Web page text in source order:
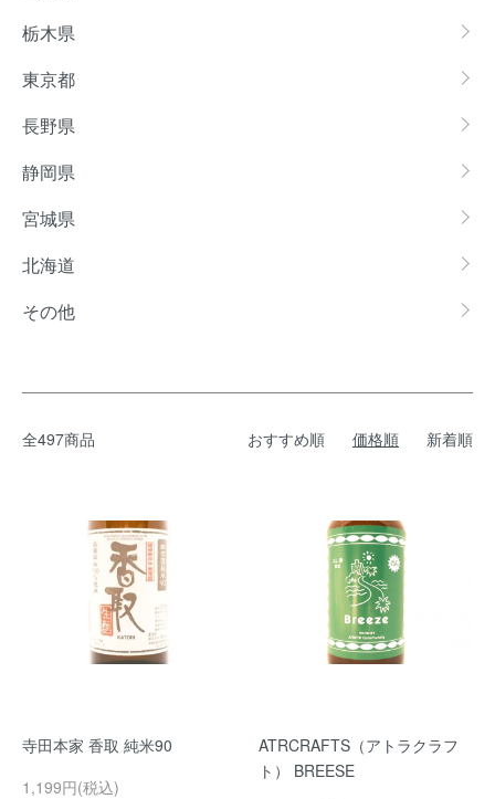
栃木県
東京都
長野県
静岡県
宮城県
北海道
その他
全497商品 おすすめ順 価格順 新着順
寺田本家 香取 純米90
1,199円(税込)
ATRCRAFTS（アトラクラフ
ト） BREESE